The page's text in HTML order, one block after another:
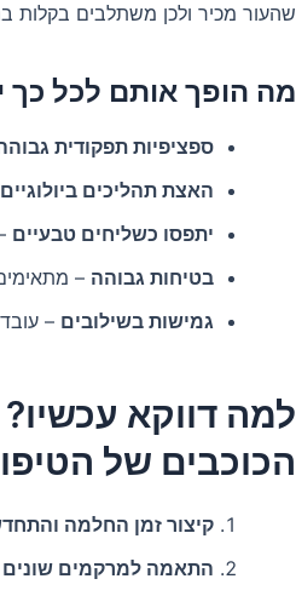
שהעור מכיר ולכן משתלבים בקלות
מה הופך אותם לכל כך
ספציפיות תפקודית
האצת תהליכים ביולוגיים
יתפסו כשליחים טבעיים
בטיחות גבוהה –
גמישות בשילובים –
הכוכבים של
קיצור זמן החלמה
התאמה למרקמים שונים